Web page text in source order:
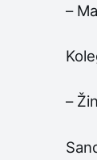
–
–